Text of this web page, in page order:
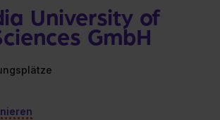
University of
GmbH